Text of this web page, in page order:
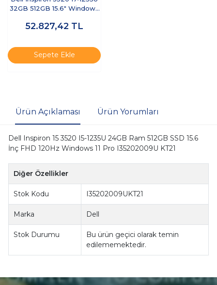
32GB 512GB 15.6" Windows
52.827,42 TL
Sepete Ekle
Ürün Açıklaması Ürün Yorumları
Dell Inspiron 15 3520 I5-1235U 24GB Ram 512GB SSD 15.6
İnç FHD 120Hz Windows 11 Pro I35202009U KT21
Diğer Özellikler
Stok Kodu I35202009UKT21
Marka Dell
Stok Durumu
Bu ürün geçici olarak temin
edilememektedir.